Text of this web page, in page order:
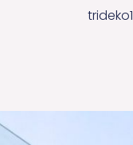
trideko1